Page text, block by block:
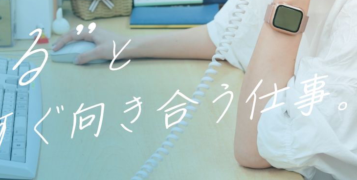
「本部拠点（大網白里市）、長生拠点（茂原市）の事業所見学及び就職説明会2023」
more
「子どもたちの“楽しい”を支える仕事」アルバイト募集